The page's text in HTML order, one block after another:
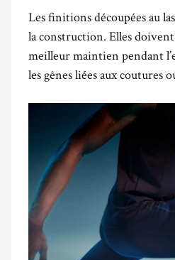
Les finitions découpées au
la construction. Elles
meilleur maintien pendant
les gênes liées aux coutures